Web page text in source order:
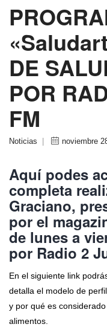
DE
POR
FM
Noticias noviembre
Aquí podes
completa
Graciano,
por el
de lunes a
por Radio 2
En el siguiente link
detalla el modelo de
y por qué es
alimentos.